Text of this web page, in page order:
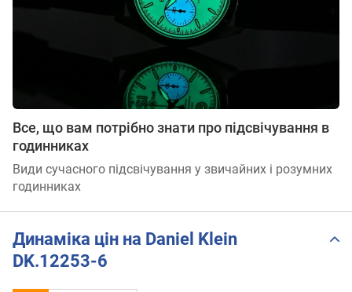
Все, що вам потрібно знати про підсвічування в
годинниках
Види сучасного підсвічування у звичайних і розумних
годинниках
Динаміка цін на Daniel Klein
DK.12253-6